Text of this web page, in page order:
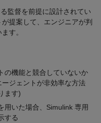
監督を前提に設計されてい
提案して、エンジニアが判
す。
の機能と競合していないか
ジェントが非効率な方法
ます)
用いた場合、Simulink 専用
する